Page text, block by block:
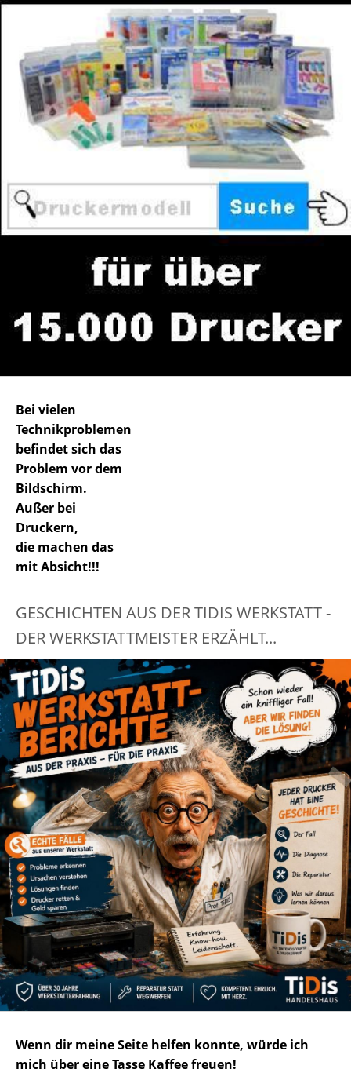
Bei vielen
Technikproblemen
befindet sich das
Problem vor dem
Bildschirm.
Außer bei
Druckern,
die machen das
mit Absicht!!!
GESCHICHTEN AUS DER TIDIS WERKSTATT -
DER WERKSTATTMEISTER ERZÄHLT...
Wenn dir meine Seite helfen konnte, würde ich
mich über eine Tasse Kaffee freuen!